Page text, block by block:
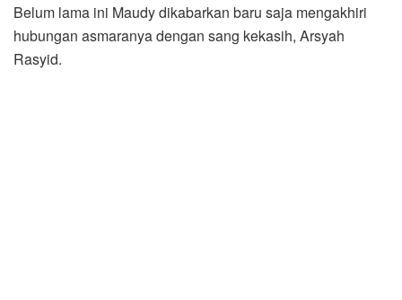
Belum lama ini Maudy dikabarkan baru saja mengakhiri
hubungan asmaranya dengan sang kekasih, Arsyah
Rasyid.